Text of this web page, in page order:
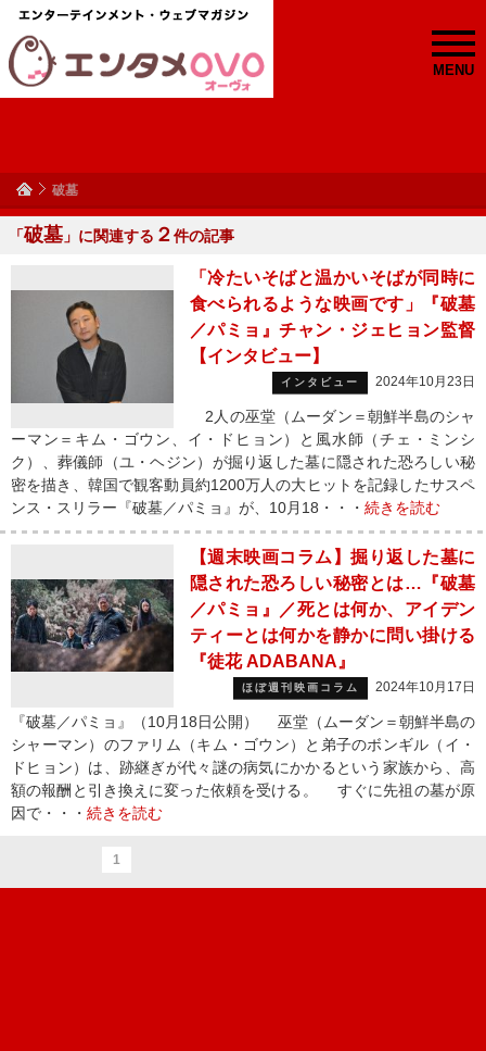
MENU
破墓
「破墓 」に関連する ２件の記事
「冷たいそばと温かいそばが同時に
食べられるような映画です」『破墓
／パミョ』チャン・ジェヒョン監督
【インタビュー】
インタビュー 2024年10月23日
2人の巫堂（ムーダン＝朝鮮半島のシャ
ーマン＝キム・ゴウン、イ・ドヒョン）と風水師（チェ・ミンシ
ク）、葬儀師（ユ・ヘジン）が掘り返した墓に隠された恐ろしい秘
密を描き、韓国で観客動員約1200万人の大ヒットを記録したサスペ
ンス・スリラー『破墓／パミョ』が、10月18・・・ 続きを読む
【週末映画コラム】掘り返した墓に
隠された恐ろしい秘密とは…『破墓
／パミョ』／死とは何か、アイデン
ティーとは何かを静かに問い掛ける
『徒花 ADABANA』
ほぼ週刊映画コラム 2024年10月17日
『破墓／パミョ』（10月18日公開） 巫堂（ムーダン＝朝鮮半島の
シャーマン）のファリム（キム・ゴウン）と弟子のボンギル（イ・
ドヒョン）は、跡継ぎが代々謎の病気にかかるという家族から、高
額の報酬と引き換えに変った依頼を受ける。 すぐに先祖の墓が原
因で・・・ 続きを読む
1